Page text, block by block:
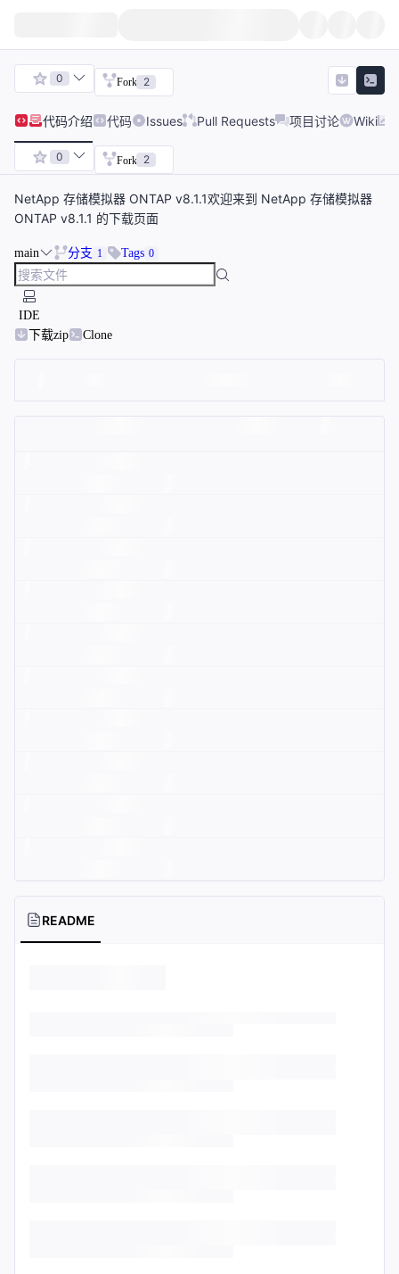
0 Fork 2
代码介绍 代码 Issues Pull Requests 项目讨论 Wiki
0 Fork 2
NetApp 存储模拟器 ONTAP v8.1.1欢迎来到 NetApp 存储模拟器
ONTAP v8.1.1 的下载页面
main 分支 1 Tags 0
IDE
下载zip
Clone
README